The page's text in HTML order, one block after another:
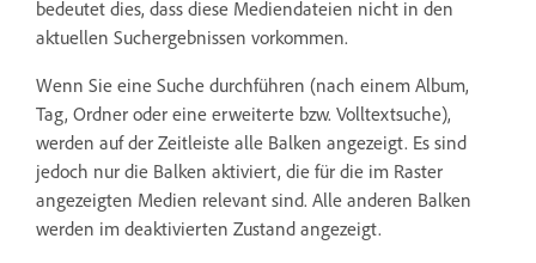
bedeutet dies, dass diese Mediendateien nicht in den
aktuellen Suchergebnissen vorkommen.
Wenn Sie eine Suche durchführen (nach einem Album,
Tag, Ordner oder eine erweiterte bzw. Volltextsuche),
werden auf der Zeitleiste alle Balken angezeigt. Es sind
jedoch nur die Balken aktiviert, die für die im Raster
angezeigten Medien relevant sind. Alle anderen Balken
werden im deaktivierten Zustand angezeigt.